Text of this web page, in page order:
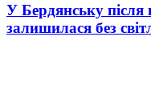
У Бердянську після
залишилася без